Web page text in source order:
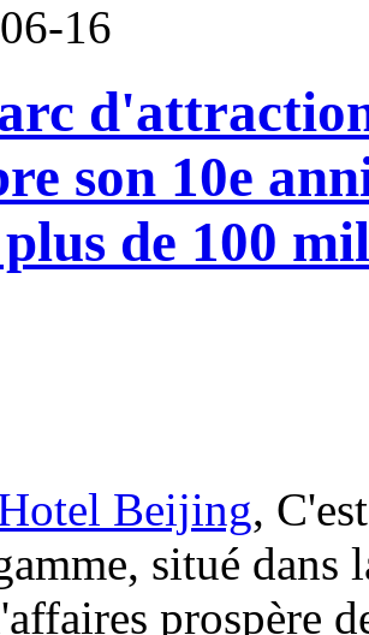
16
son 10e
de 100
Beijing,
situé dans
prospère